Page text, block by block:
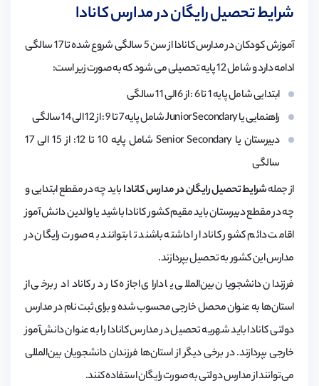
شرایط تحصیل رایگان در مدارس کانادا
آموزش کودکان در مدارس کانادا از سن 5 سالگی شروع شده تا 17 سالگی
ادامه دارد و شامل 12 پایه تحصیلی می شود که به صورت زیر است:
ابتدایی شامل پایه 1 تا 6 : از 6 الی 11 سالگی
راهنمایی یا Junior Secondary شامل پایه 7 تا 9 : از 12 الی 14 سالگی
دبیرستان یا Senior Secondary شامل پایه 10 تا 12: از 15 الی 17
سالگی
از جملهشرایط تحصیل رایگان در مدارس کاناداباید چه در مقطع ابتدایی و
چه در مقطع دبیرستان باید مقیم کشور کانادا باشید یا والدین دانش آموز
اقامت دائم کشور کانادا را داشته باشند تا بتوانند به صورت رایگان در
مدارس این کشور به تحصیل بپردازند.
فرزندان دانشجویان بین‌المللی یا دارای اجازه کار در کانادا در برخی از
استان‌ها به عنوان محصل خارجی محسوب شده و برای ثبت نام در مدارس
دولتی کانادا باید شهریه تحصیل در مدارس کانادا را به عنوان دانش‌آموز
خارجی بپردازند. در برخی دیگر از استان‌ها فرزندان دانشجویان بین‌المللی
می‌توانند از مدارس دولتی به صورت رایگان استفاده کنند.